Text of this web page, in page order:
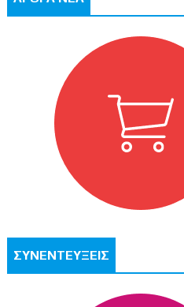
ΣΥΝΕΝΤΕΥΞΕΙΣ